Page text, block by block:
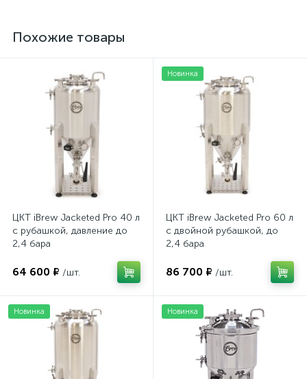
Похожие товары
ЦКТ iBrew Jacketed Pro 40 л
с рубашкой, давление до
2,4 бара
64 600 ₽ /шт.
Новинка
ЦКТ iBrew Jacketed Pro 60 л
с двойной рубашкой, до
2,4 бара
86 700 ₽ /шт.
Новинка Новинка